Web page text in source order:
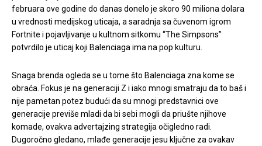
februara ove godine do danas donelo je skoro 90 miliona dolara
u vrednosti medijskog uticaja, a saradnja sa čuvenom igrom
Fortnite i pojavljivanje u kultnom sitkomu “The Simpsons”
potvrdilo je uticaj koji Balenciaga ima na pop kulturu.
Snaga brenda ogleda se u tome što Balenciaga zna kome se
obraća. Fokus je na generaciji Z i iako mnogi smatraju da to baš i
nije pametan potez budući da su mnogi predstavnici ove
generacije previše mladi da bi sebi mogli da priušte njihove
komade, ovakva advertajzing strategija očigledno radi.
Dugoročno gledano, mlađe generacije jesu ključne za ovakav